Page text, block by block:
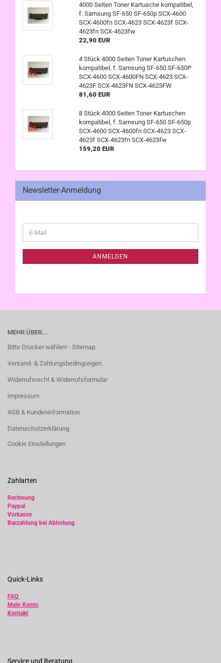
4000 Seiten Toner Kartusche kompatibel,
f. Samsung SF-650 SF-650p SCX-4600
SCX-4600fn SCX-4623 SCX-4623f SCX-
4623fn SCX-4623fw
22,90 EUR
4 Stück 4000 Seiten Toner Kartuschen
kompatibel, f. Samsung SF-650 SF-650P
SCX-4600 SCX-4600FN SCX-4623 SCX-
4623F SCX-4623FN SCX-4623FW
81,60 EUR
8 Stück 4000 Seiten Toner Kartuschen
kompatibel, f. Samsung SF-650 SF-650p
SCX-4600 SCX-4600fn SCX-4623 SCX-
4623f SCX-4623fn SCX-4623fw
159,20 EUR
Newsletter-Anmeldung
ZUR
E-
Mail
ANMELDEN
MEHR ÜBER...
Bitte Drucker wählen! - Sitemap
Versand- & Zahlungsbedingungen
Widerrufsrecht & Widerrufsformular
Impressum
AGB & Kundeninformation
Datenschutzerklärung
Cookie Einstellungen
Zahlarten
Rechnung
Paypal
Vorkasse
Barzahlung bei Abholung
Quick-Links
FAQ
Mein Konto
Kontakt
Service und Beratung